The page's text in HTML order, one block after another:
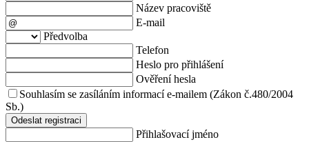
Název pracoviště
E-mail
Předvolba
Telefon
Heslo pro přihlášení
Ověření hesla
Souhlasím se zasíláním informací e-mailem (Zákon č.480/2004
Sb.)
Odeslat registraci
Přihlašovací jméno